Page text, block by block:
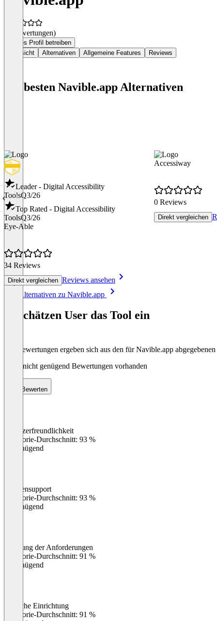
(0 Bewertungen)
Dieses Profil betreiben
Übersicht
Alternativen Allgemeine Features Reviews
Die besten Navible.app Alternativen
Leader - Digital Accessibility
ToolsQ3/26
Top Rated - Digital Accessibility
ToolsQ3/26
Eye-Able
34 Reviews
Direkt vergleichen Reviews ansehen
Accessiway
0 Reviews
Direkt vergleichen
Alle Alternativen zu Navible.app
So schätzen User das Tool ein
Die Bewertungen ergeben sich aus den für Navible.app
Noch nicht genügend Bewertungen vorhanden
Bewerten
Benutzerfreundlichkeit
Kategorie-Durchschnitt: 93 %
Ungenügend
Kundensupport
Kategorie-Durchschnitt: 93 %
Ungenügend
Erfüllung der Anforderungen
Kategorie-Durchschnitt: 91 %
Ungenügend
Einfache Einrichtung
Kategorie-Durchschnitt: 91 %